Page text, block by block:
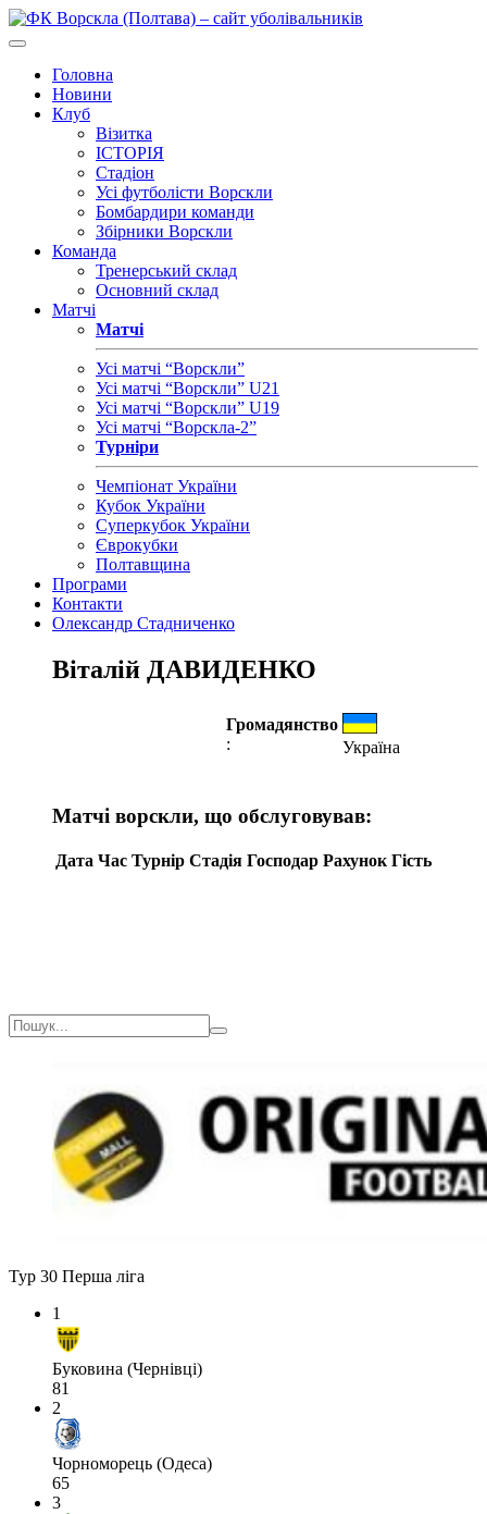
Головна
Новини
Клуб
Візитка
ІСТОРІЯ
Стадіон
Усі футболісти Ворскли
Бомбардири команди
Збірники Ворскли
Команда
Тренерський склад
Основний склад
Матчі
Матчі
Усі матчі “Ворскли”
Усі матчі “Ворскли” U21
Усі матчі “Ворскли” U19
Усі матчі “Ворскла-2”
Турніри
Чемпіонат України
Кубок України
Суперкубок України
Єврокубки
Полтавщина
Програми
Контакти
Олександр Стадниченко
Віталій ДАВИДЕНКО
Громадянство
:
Україна
Матчі ворскли, що обслуговував:
Дата Час Турнір Стадія Господар Рахунок Гість
Тур 30 Перша ліга
1
Буковина (Чернівці)
81
2
Чорноморець (Одеса)
65
3